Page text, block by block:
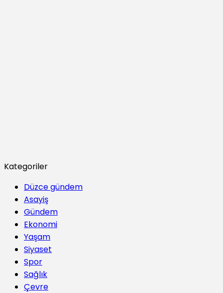
Kategoriler
Düzce gündem
Asayiş
Gündem
Ekonomi
Yaşam
Siyaset
Spor
Sağlık
Çevre